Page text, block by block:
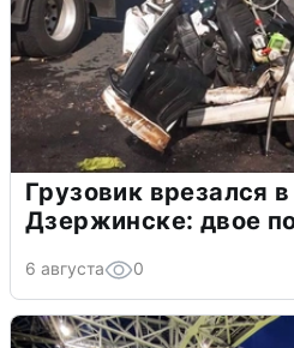
Грузовик врезался
Дзержинске: двое
6 августа 0